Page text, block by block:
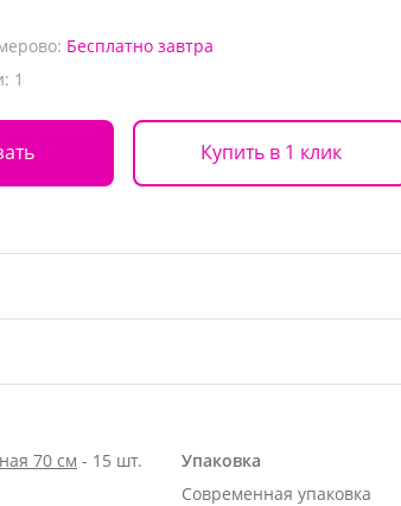
Бесплатно завтра
1
Купить в 1 клик
70 см - 15 шт.
Упаковка
Современная упаковка